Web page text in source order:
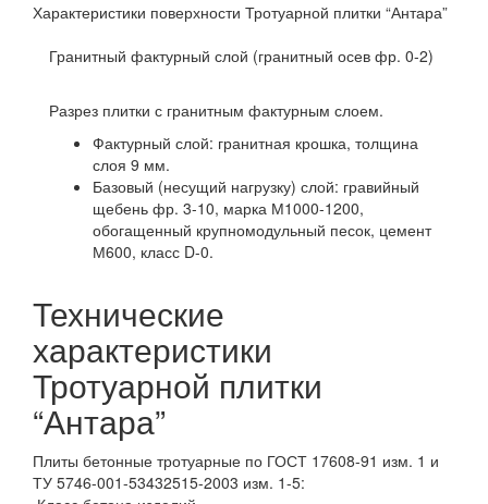
Характеристики поверхности Тротуарной плитки “Антара”
Гранитный фактурный слой (гранитный осев фр. 0-2)
Разрез плитки с гранитным фактурным слоем.
Фактурный слой: гранитная крошка, толщина
слоя 9 мм.
Базовый (несущий нагрузку) слой: гравийный
щебень фр. 3-10, марка М1000-1200,
обогащенный крупномодульный песок, цемент
М600, класс D-0.
Технические
характеристики
Тротуарной плитки
“Антара”
Плиты бетонные тротуарные по ГОСТ 17608-91 изм. 1 и
ТУ 5746-001-53432515-2003 изм. 1-5: